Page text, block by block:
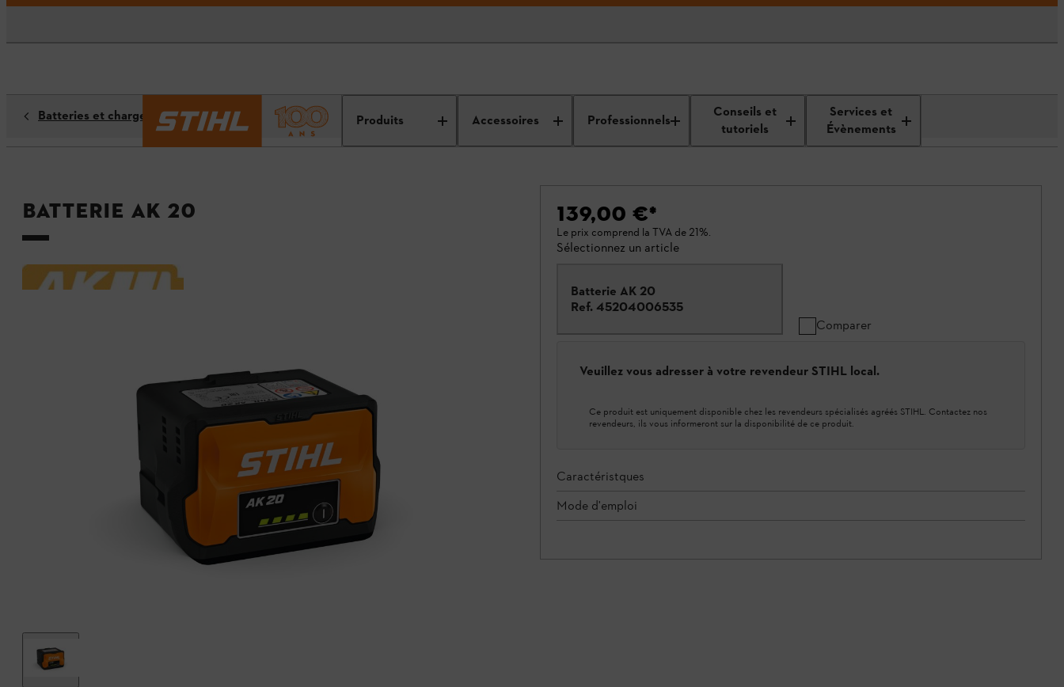
Produits Accessoires Professionnels
Conseils et
tutoriels
Services et
Évènements
Batteries et chargeurs
Batterie AK 20 139,00 €*
Le prix comprend la TVA de 21%.
Sélectionnez un article
Batterie AK 20
Ref. 45204006535
Comparer
Veuillez vous adresser à votre revendeur STIHL local.
Ce produit est uniquement disponible chez les revendeurs spécialisés agréés STIHL. Contactez nos
revendeurs, ils vous informeront sur la disponibilité de ce produit.
Caractéristques
Mode d'emploi